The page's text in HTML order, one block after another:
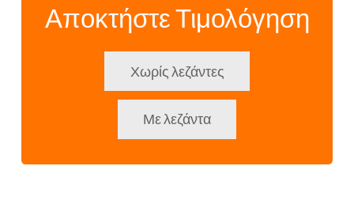
Αποκτήστε Τιμολόγηση
Χωρίς λεζάντες
Με λεζάντα